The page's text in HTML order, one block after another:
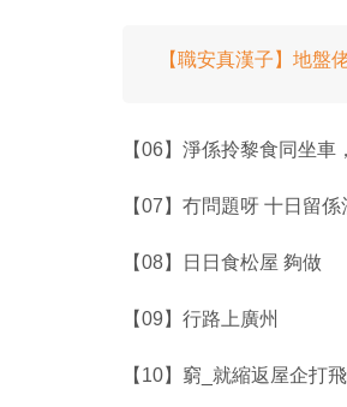
【職安真漢子】地盤
【06】淨係拎黎食同坐
【07】冇問題呀 十日留
【08】日日食松屋 夠做
【09】行路上廣州
【10】窮_就縮返屋企打